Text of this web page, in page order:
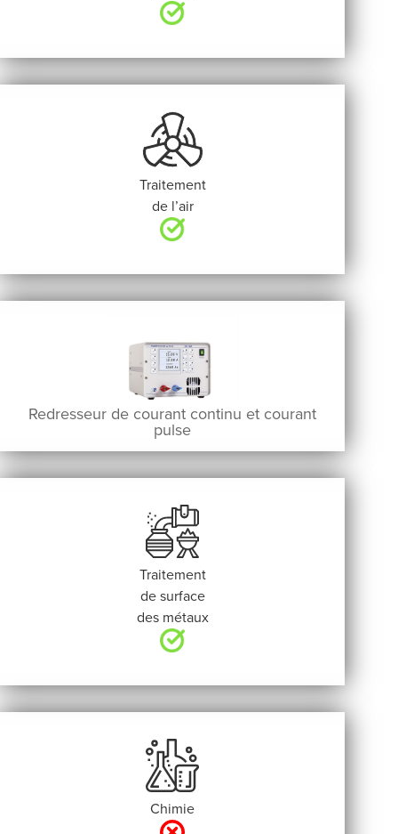
Traitement
de l’air
Redresseur de courant continu et courant
pulse
Traitement
de surface
des métaux
Chimie